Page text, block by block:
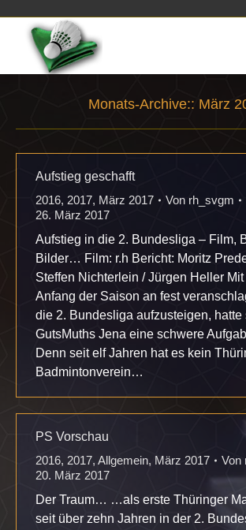
Monats-Archive:: März
Aufstieg geschafft
2016, 2017, März 2017 Von rh_svgm
26. März 2017
Aufstieg in die 2. Bundesliga – Film,
Bilder… Film: r.h Bericht: Moritz
Steffen Nichterlein / Jürgen Heller Mit
Anfang der Saison an fest
die 2. Bundesliga aufzusteigen, hatte
GutsMuths Jena eine schwere
Denn seit elf Jahren hat es kein
Badmintonverein…
PS Vorschau
2016, 2017, Allgemein, März 2017 Von
20. März 2017
Der Traum… …als erste Thüringer
seit über zehn Jahren in der 2.